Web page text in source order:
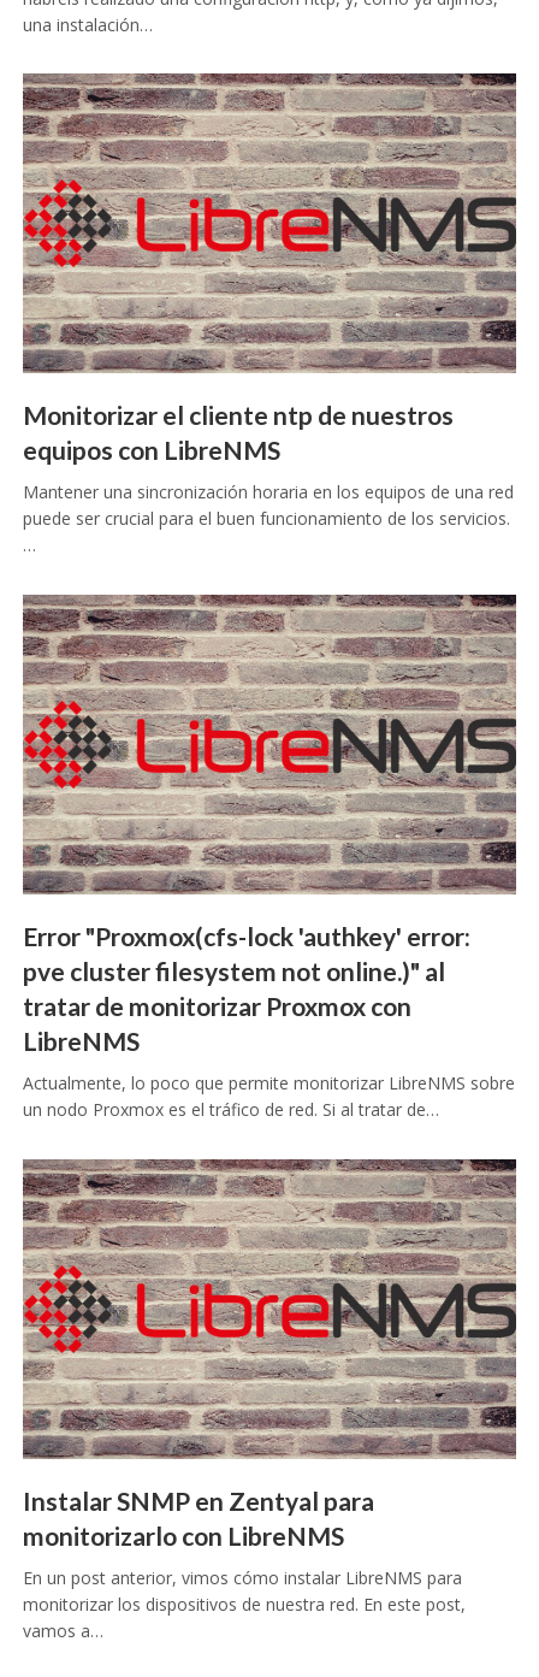
una instalación…
Monitorizar el cliente ntp de nuestros
equipos con LibreNMS
Mantener una sincronización horaria en los equipos de una red
puede ser crucial para el buen funcionamiento de los servicios.
…
Error "Proxmox(cfs-lock 'authkey' error:
pve cluster filesystem not online.)" al
tratar de monitorizar Proxmox con
LibreNMS
Actualmente, lo poco que permite monitorizar LibreNMS sobre
un nodo Proxmox es el tráfico de red. Si al tratar de…
Instalar SNMP en Zentyal para
monitorizarlo con LibreNMS
En un post anterior, vimos cómo instalar LibreNMS para
monitorizar los dispositivos de nuestra red. En este post,
vamos a…